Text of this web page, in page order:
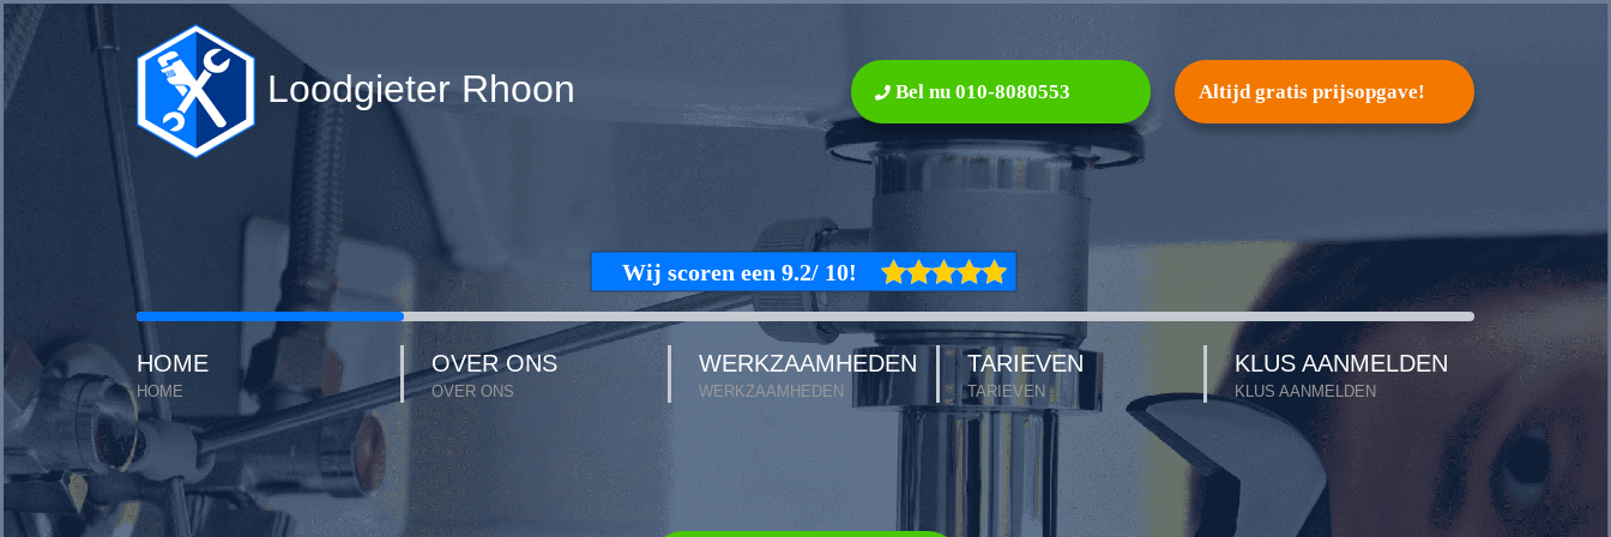
Loodgieter Rhoon Bel nu 010-8080553 Altijd gratis prijsopgave!
HOME
HOME
OVER ONS
OVER ONS
WERKZAAMHEDEN
WERKZAAMHEDEN
TARIEVEN
TARIEVEN
KLUS AANMELDEN
KLUS AANMELDEN